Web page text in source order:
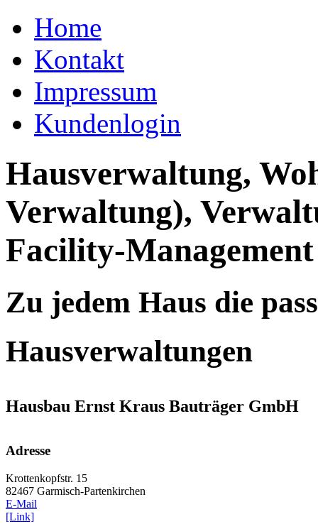
Home
Kontakt
Impressum
Kundenlogin
Hausverwaltung,
Verwaltung),
Facility-Management
Zu jedem Haus die
Hausverwaltungen
Hausbau Ernst Kraus Bauträger GmbH
Adresse
Krottenkopfstr. 15
82467 Garmisch-Partenkirchen
E-Mail
[Link]